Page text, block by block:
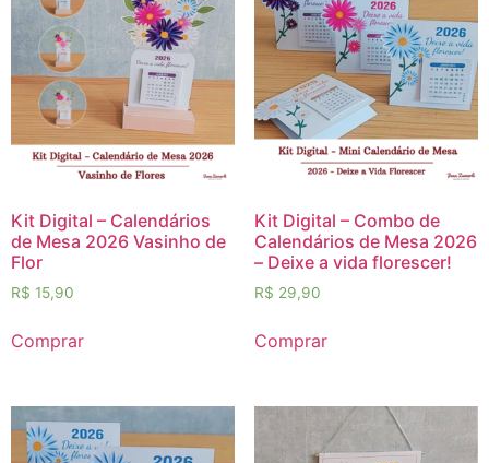
Kit Digital – Calendários
de Mesa 2026 Vasinho de
Flor
R$ 15,90
Comprar
Kit Digital – Combo de
Calendários de Mesa 2026
– Deixe a vida florescer!
R$ 29,90
Comprar